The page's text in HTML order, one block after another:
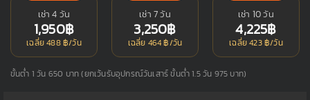
เช่า 4 วัน
1,950฿
เฉลี่ย 488 ฿/วัน
เช่า 7 วัน
3,250฿
เฉลี่ย 464 ฿/วัน
เช่า 10 วัน
4,225฿
เฉลี่ย 423 ฿/วัน
ขั้นต่ำ 1 วัน 650 บาท (ยกเว้นรับอุปกรณ์วันเสาร์ ขั้นต่ำ 1.5 วัน 975 บาท)